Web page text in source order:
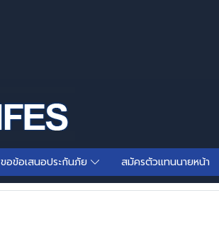
ขอข้อเสนอประกันภัย สมัครตัวแทนนายหน้า